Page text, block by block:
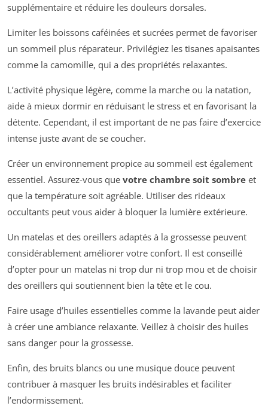
supplémentaire et réduire les douleurs dorsales.
Limiter les boissons caféinées et sucrées permet de favoriser
un sommeil plus réparateur. Privilégiez les tisanes apaisantes
comme la camomille, qui a des propriétés relaxantes.
L’activité physique légère, comme la marche ou la natation,
aide à mieux dormir en réduisant le stress et en favorisant la
détente. Cependant, il est important de ne pas faire d’exercice
intense juste avant de se coucher.
Créer un environnement propice au sommeil est également
essentiel. Assurez-vous que votre chambre soit sombre et
que la température soit agréable. Utiliser des rideaux
occultants peut vous aider à bloquer la lumière extérieure.
Un matelas et des oreillers adaptés à la grossesse peuvent
considérablement améliorer votre confort. Il est conseillé
d’opter pour un matelas ni trop dur ni trop mou et de choisir
des oreillers qui soutiennent bien la tête et le cou.
Faire usage d’huiles essentielles comme la lavande peut aider
à créer une ambiance relaxante. Veillez à choisir des huiles
sans danger pour la grossesse.
Enfin, des bruits blancs ou une musique douce peuvent
contribuer à masquer les bruits indésirables et faciliter
l’endormissement.